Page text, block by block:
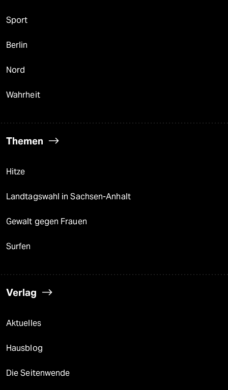
Sport
Berlin
Nord
Wahrheit
Themen
Hitze
Landtagswahl in Sachsen-Anhalt
Gewalt gegen Frauen
Surfen
Verlag
Aktuelles
Hausblog
Die Seitenwende